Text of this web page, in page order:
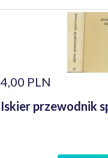
4,00 PLN
Iskier przewodnik